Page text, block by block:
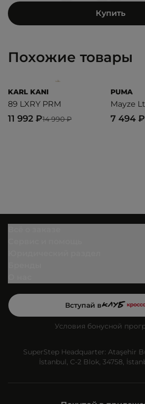
Купить
Похожие товары
KARL KANI
89 LXRY PRM
14 990 ₽
11 992 ₽
PUMA
Mayze
7 494 ₽
Вступай в
Условия бонусной
SuperStep Headquarter: Ataşehir
İstanbul, C-2 Blok, 34758,